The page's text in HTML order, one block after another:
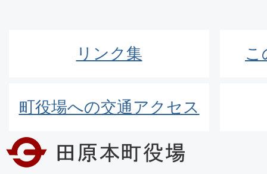
リンク集 こ
町役場への交通アクセス